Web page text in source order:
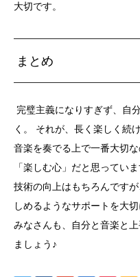
大切です。
まとめ
完璧主義になりすぎず、自
く。
それが、長く楽しく続
音楽を奏でる上で一番大切
「楽しむ心」だと思っていま
技術の向上はもちろんです
しめるようなサポートを大切
みなさんも、自分と音楽と
ましょう♪